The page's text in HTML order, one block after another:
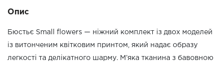
Опис
Бюстьє Small flowers — ніжний комплект із двох моделей
із витонченим квітковим принтом, який надає образу
легкості та делікатного шарму. М’яка тканина з бавовною